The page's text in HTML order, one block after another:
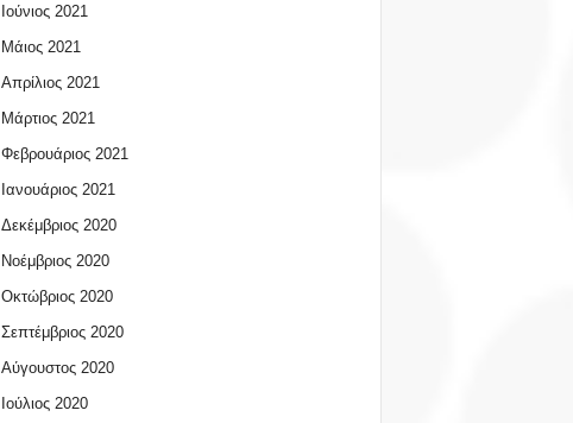
Ιούνιος 2021
Μάιος 2021
Απρίλιος 2021
Μάρτιος 2021
Φεβρουάριος 2021
Ιανουάριος 2021
Δεκέμβριος 2020
Νοέμβριος 2020
Οκτώβριος 2020
Σεπτέμβριος 2020
Αύγουστος 2020
Ιούλιος 2020